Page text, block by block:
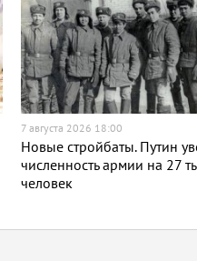
7 августа 2026 18:00
Новые стройбаты. Путин
численность армии на 27
человек